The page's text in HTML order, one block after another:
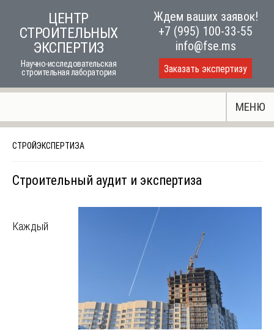
content
ЦЕНТР
СТРОИТЕЛЬНЫХ
ЭКСПЕРТИЗ
Научно-исследовательская
строительная лаборатория
Ждем ваших заявок!
+7 (995) 100-33-55
info@fse.ms
Заказать экспертизу
МЕНЮ
СТРОЙЭКСПЕРТИЗА
Строительный аудит и экспертиза
Каждый